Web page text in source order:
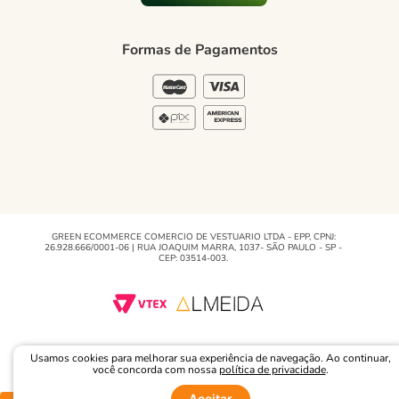
Usamos cookies para melhorar sua experiência de navegação. Ao continuar,
você concorda com nossa política de privacidade.
Regulamento e Promoções
Formas de Pagamentos
GREEN ECOMMERCE COMERCIO DE VESTUARIO LTDA - EPP, CPNJ:
26.928.666/0001-06 | RUA JOAQUIM MARRA, 1037- SÃO PAULO - SP -
CEP: 03514-003.